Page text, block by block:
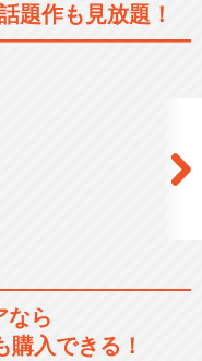
題作も見放題！
なら
入できる！